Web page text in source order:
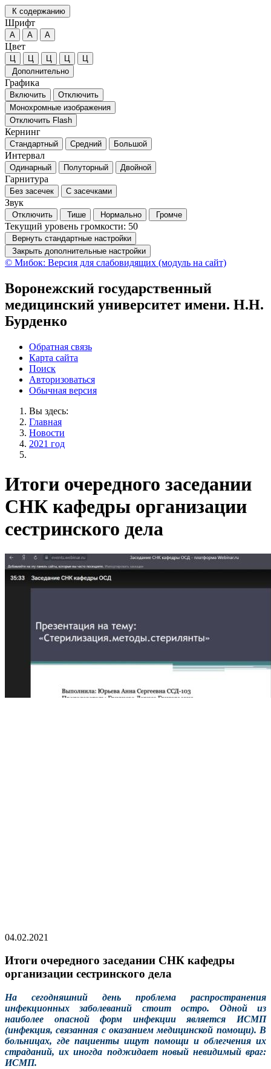
К содержанию
Шрифт
А А А
Цвет
Ц Ц Ц Ц
Ц
Дополнительно
Графика
Включить
Отключить
Монохромные изображения
Отключить Flash
Кернинг
Стандартный Средний Большой
Интервал
Одинарный Полуторный Двойной
Гарнитура
Без засечек С засечками
Звук
Отключить Тише Нормально Громче
Текущий уровень громкости: 50
Вернуть стандартные настройки
Закрыть дополнительные настройки
© Мибок: Версия для слабовидящих (модуль на сайт)
Воронежский государственный
медицинский университет имени. Н.Н.
Бурденко
Обратная связь
Карта сайта
Поиск
Авторизоваться
Обычная версия
Вы здесь:
Главная
Новости
2021 год
Итоги очередного заседании
СНК кафедры организации
сестринского дела
04.02.2021
Итоги очередного заседании СНК кафедры
организации сестринского дела
На сегодняшний день проблема распространения
инфекционных заболеваний стоит остро. Одной из
наиболее опасной форм инфекции является ИСМП
(инфекция, связанная с оказанием медицинской помощи). В
больницах, где пациенты ищут помощи и облегчения их
страданий, их иногда поджидает новый невидимый враг:
ИСМП.